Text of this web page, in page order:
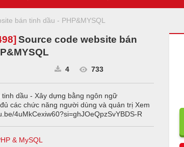
bán tinh dầu - PHP&MYSQL
] Source code website bán
4 733
dầu - Xây dựng bằng ngôn ngữ
các chức năng người dùng và quản trị Xem
4uMkCexiw60?si=ghJOeQpzSvYBDS-R
& MySQL